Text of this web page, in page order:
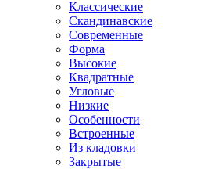
Классические
Скандинавские
Современные
Форма
Высокие
Квадратные
Угловые
Низкие
Особенности
Встроенные
Из кладовки
Закрытые